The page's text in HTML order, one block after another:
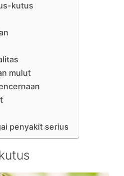
kutus
mulut
penyakit serius